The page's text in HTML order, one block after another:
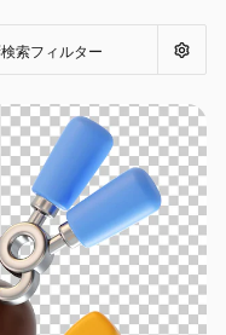
検索フィルター